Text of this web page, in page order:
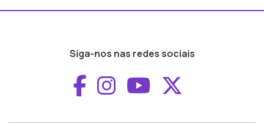
Siga-nos nas redes sociais
Aceder ao
Aceder ao
Aceder ao